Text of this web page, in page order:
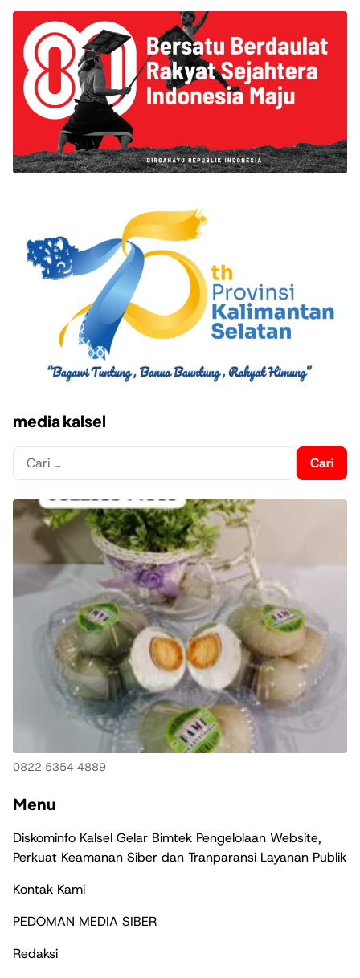
media kalsel
Cari
untuk:
0822 5354 4889
Menu
Diskominfo Kalsel Gelar Bimtek Pengelolaan Website,
Perkuat Keamanan Siber dan Tranparansi Layanan Publik
Kontak Kami
PEDOMAN MEDIA SIBER
Redaksi